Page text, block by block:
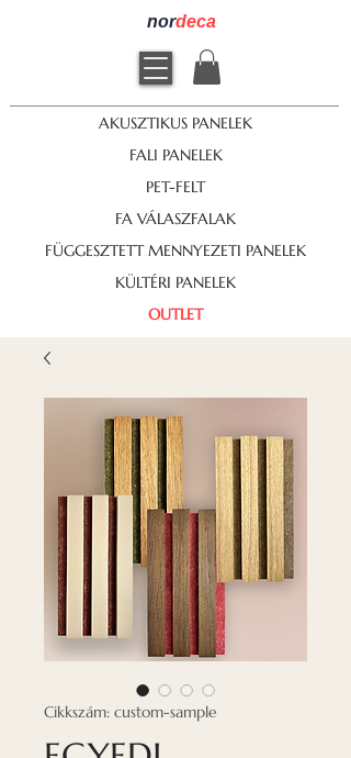
nordeca
AKUSZTIKUS PANELEK
FALI PANELEK
PET-FELT
FA VÁLASZFALAK
FÜGGESZTETT MENNYEZETI PANELEK
KÜLTÉRI PANELEK
OUTLET
Cikkszám: custom-sample